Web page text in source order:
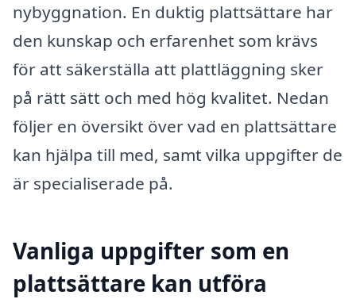
nybyggnation. En duktig plattsättare har
den kunskap och erfarenhet som krävs
för att säkerställa att plattläggning sker
på rätt sätt och med hög kvalitet. Nedan
följer en översikt över vad en plattsättare
kan hjälpa till med, samt vilka uppgifter de
är specialiserade på.
Vanliga uppgifter som en
plattsättare kan utföra